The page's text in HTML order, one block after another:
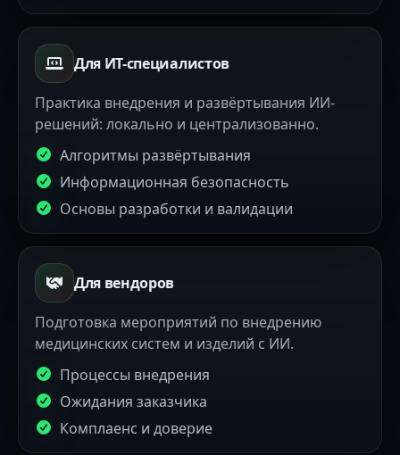
Для ИТ-специалистов
Практика внедрения и развёртывания ИИ-
решений: локально и централизованно.
Алгоритмы развёртывания
Информационная безопасность
Основы разработки и валидации
Для вендоров
Подготовка мероприятий по внедрению
медицинских систем и изделий с ИИ.
Процессы внедрения
Ожидания заказчика
Комплаенс и доверие